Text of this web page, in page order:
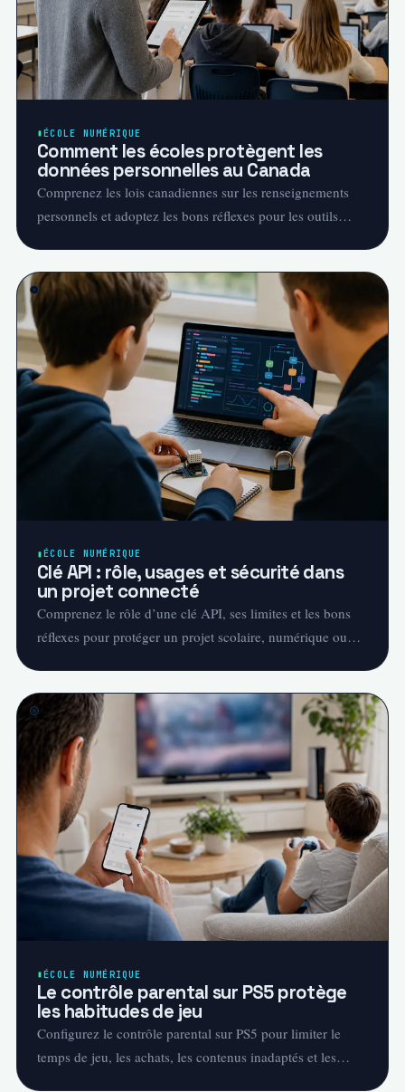
ÉCOLE NUMÉRIQUE
Comment les écoles protègent les
données personnelles au Canada
Comprenez les lois canadiennes sur les renseignements
personnels et adoptez les bons réflexes pour les outils
ÉCOLE NUMÉRIQUE
Clé API : rôle, usages et sécurité dans
un projet connecté
Comprenez le rôle d’une clé API, ses limites et les bons
réflexes pour protéger un projet scolaire, numérique ou
ÉCOLE NUMÉRIQUE
Le contrôle parental sur PS5 protège
les habitudes de jeu
Configurez le contrôle parental sur PS5 pour limiter le
temps de jeu, les achats, les contenus inadaptés et les